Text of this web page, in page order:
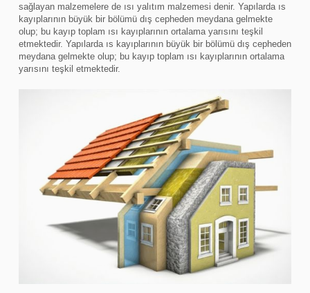
sağlayan malzemelere de ısı yalıtım malzemesi denir. Yapılarda ıs
kayıplarının büyük bir bölümü dış cepheden meydana gelmekte
olup; bu kayıp toplam ısı kayıplarının ortalama yarısını teşkil
etmektedir. Yapılarda ıs kayıplarının büyük bir bölümü dış cepheden
meydana gelmekte olup; bu kayıp toplam ısı kayıplarının ortalama
yarısını teşkil etmektedir.